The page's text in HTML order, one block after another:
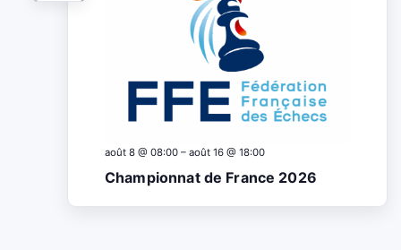
Championnat de France 2026
août 8 @ 08:00 – août 16 @ 18:00